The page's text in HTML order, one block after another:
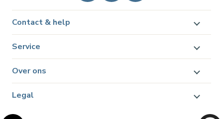
Contact & help
Service
Over ons
Legal